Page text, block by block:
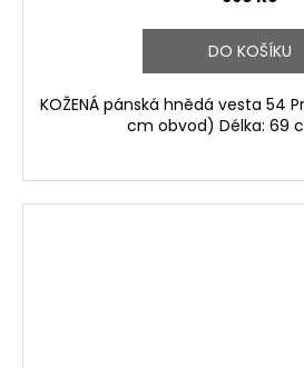
DO KOŠÍKU
KOŽENÁ pánská hnědá vesta
cm obvod) Délka: 69